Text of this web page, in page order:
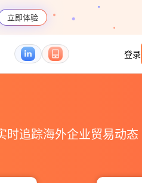
立即体验
登录
时追踪海外企业贸易动态